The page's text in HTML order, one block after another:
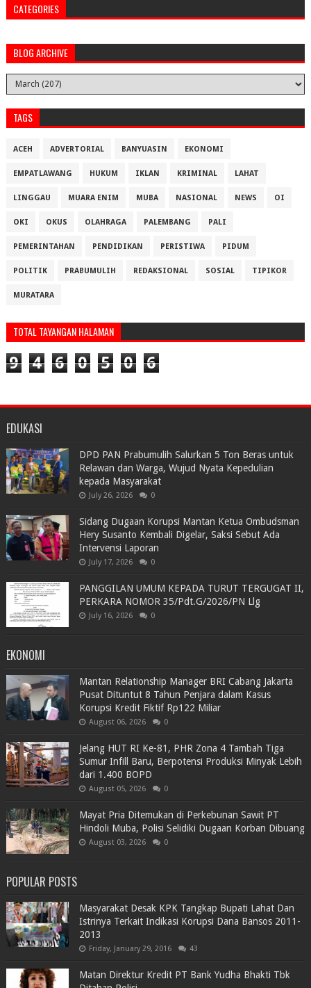
CATEGORIES
BLOG ARCHIVE
TAGS
ACEH ADVERTORIAL BANYUASIN EKONOMI
EMPATLAWANG HUKUM IKLAN KRIMINAL LAHAT
LINGGAU MUARA ENIM MUBA NASIONAL NEWS OI
OKI OKUS OLAHRAGA PALEMBANG PALI
PEMERINTAHAN PENDIDIKAN PERISTIWA PIDUM
POLITIK PRABUMULIH REDAKSIONAL SOSIAL TIPIKOR
MURATARA
TOTAL TAYANGAN HALAMAN
9 4 6 0 5 0 6
EDUKASI
DPD PAN Prabumulih Salurkan 5 Ton Beras untuk
Relawan dan Warga, Wujud Nyata Kepedulian
kepada Masyarakat
July 26, 2026 0
Sidang Dugaan Korupsi Mantan Ketua Ombudsman
Hery Susanto Kembali Digelar, Saksi Sebut Ada
Intervensi Laporan
July 17, 2026 0
PANGGILAN UMUM KEPADA TURUT TERGUGAT II,
PERKARA NOMOR 35/Pdt.G/2026/PN Llg
July 16, 2026 0
EKONOMI
Mantan Relationship Manager BRI Cabang Jakarta
Pusat Dituntut 8 Tahun Penjara dalam Kasus
Korupsi Kredit Fiktif Rp122 Miliar
August 06, 2026 0
Jelang HUT RI Ke-81, PHR Zona 4 Tambah Tiga
Sumur Infill Baru, Berpotensi Produksi Minyak Lebih
dari 1.400 BOPD
August 05, 2026 0
Mayat Pria Ditemukan di Perkebunan Sawit PT
Hindoli Muba, Polisi Selidiki Dugaan Korban Dibuang
August 03, 2026 0
POPULAR POSTS
Masyarakat Desak KPK Tangkap Bupati Lahat Dan
Istrinya Terkait Indikasi Korupsi Dana Bansos 2011-
2013
Friday, January 29, 2016 43
Matan Direktur Kredit PT Bank Yudha Bhakti Tbk